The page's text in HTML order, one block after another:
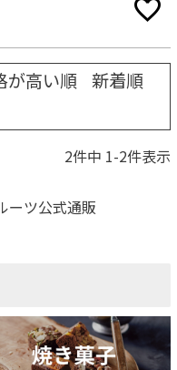
が高い順
新着順
2件中 1-2件表示
ーツ公式通販